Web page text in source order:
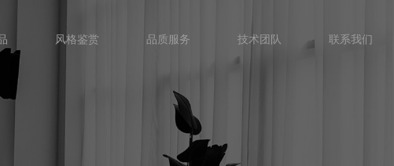
风格鉴赏 品质服务 技术团队 联系我们
风格鉴赏 品质服务 技术团队 联系我们